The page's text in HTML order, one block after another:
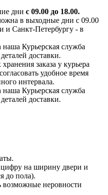
дни с 09.00 до 18.00.
в выходные дни с 09.00
и Санкт-Петербургу - в
наша Курьерская служба
доставки.
заказа у курьера
удобное время
интервала.
наша Курьерская служба
доставки.
на ширину двери и
до пола).
возможные неровности